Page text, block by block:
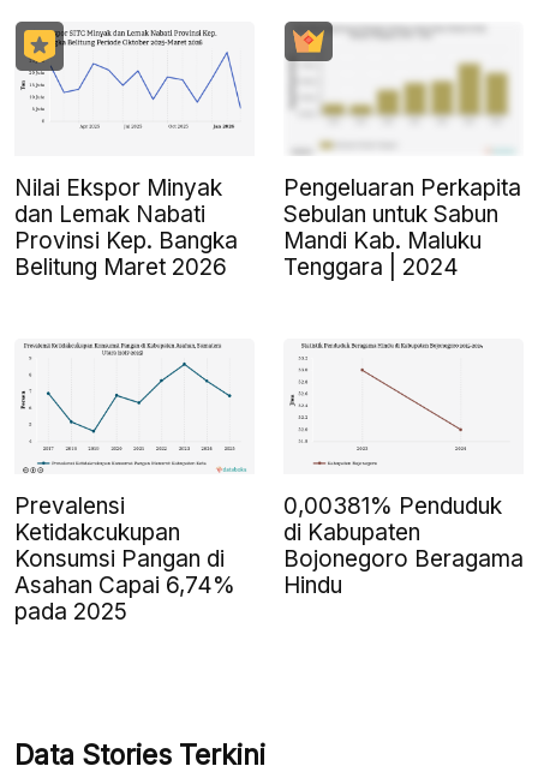
Nilai Ekspor Minyak
dan Lemak Nabati
Provinsi Kep. Bangka
Belitung Maret 2026
Pengeluaran Perkapita
Sebulan untuk Sabun
Mandi Kab. Maluku
Tenggara | 2024
Prevalensi
Ketidakcukupan
Konsumsi Pangan di
Asahan Capai 6,74%
pada 2025
0,00381% Penduduk
di Kabupaten
Bojonegoro Beragama
Hindu
Data Stories Terkini